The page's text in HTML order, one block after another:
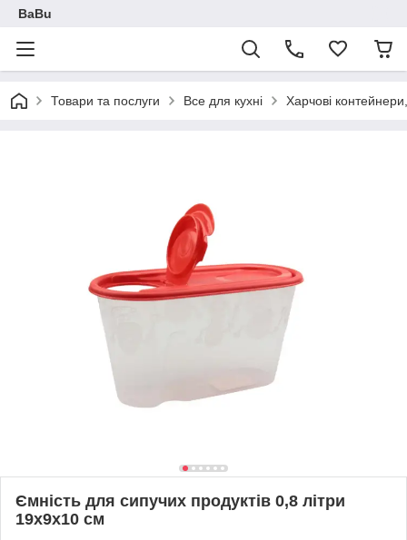
BaBu
Товари та послуги Все для кухні Харчові
Ємність для сипучих продуктів 0,8 літри
19х9х10 см